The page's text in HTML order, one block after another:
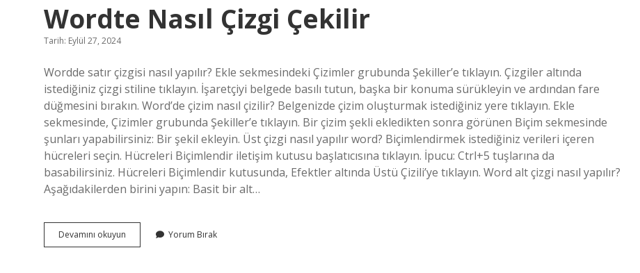
Wordte Nasıl Çizgi Çekilir
Tarih: Eylül 27, 2024
Wordde satır çizgisi nasıl yapılır? Ekle sekmesindeki Çizimler grubunda Şekiller’e tıklayın. Çizgiler altında
istediğiniz çizgi stiline tıklayın. İşaretçiyi belgede basılı tutun, başka bir konuma sürükleyin ve ardından fare
düğmesini bırakın. Word’de çizim nasıl çizilir? Belgenizde çizim oluşturmak istediğiniz yere tıklayın. Ekle
sekmesinde, Çizimler grubunda Şekiller’e tıklayın. Bir çizim şekli ekledikten sonra görünen Biçim sekmesinde
şunları yapabilirsiniz: Bir şekil ekleyin. Üst çizgi nasıl yapılır word? Biçimlendirmek istediğiniz verileri içeren
hücreleri seçin. Hücreleri Biçimlendir iletişim kutusu başlatıcısına tıklayın. İpucu: Ctrl+5 tuşlarına da
basabilirsiniz. Hücreleri Biçimlendir kutusunda, Efektler altında Üstü Çizili’ye tıklayın. Word alt çizgi nasıl yapılır?
Aşağıdakilerden birini yapın: Basit bir alt…
Devamını okuyun
Nasıl
Yorum Bırak